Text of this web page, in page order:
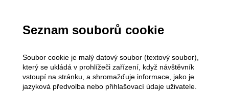
Seznam souborů cookie
Soubor cookie je malý datový soubor (textový soubor),
který se ukládá v prohlížeči zařízení, když návštěvník
vstoupí na stránku, a shromažďuje informace, jako je
jazyková předvolba nebo přihlašovací údaje uživatele.